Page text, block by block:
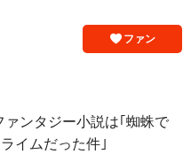
ファン
ンタジー小説は｢蜘蛛で
イムだった件｣